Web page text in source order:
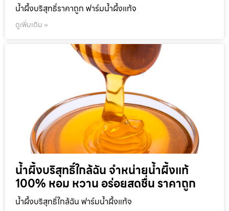
น้ำผึ้งบริสุทธิ์ราคาถูก ฟาร์มน้ำผึ้งแท้จ
ดูเพิ่มเติม »
น้ำผึ้งบริสุทธิ์ใกล้ฉัน จำหน่ายน้ำผึ้งแท้
100% หอม หวาน อร่อยสดชื่น ราคาถูก
น้ำผึ้งบริสุทธิ์ใกล้ฉัน ฟาร์มน้ำผึ้งแท้จ